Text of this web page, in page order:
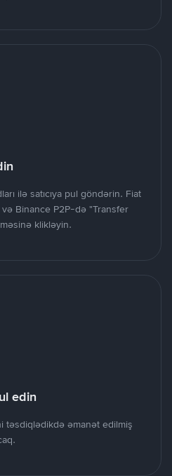
ilə satıcıya pul göndərin. Fiat
və Binance P2P-də "Transfer
klikləyin.
edin
təsdiqlədikdə əmanət edilmiş